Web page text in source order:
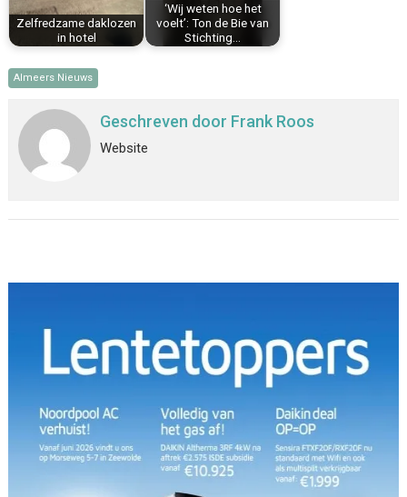
Zelfredzame daklozen
in hotel
‘Wij weten hoe het
voelt’: Ton de Bie van
Stichting…
Almeers Nieuws
Geschreven door Frank Roos
Website